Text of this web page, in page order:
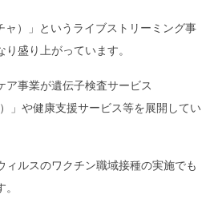
ャ）」というライブストリーミング事
盛り上がっています。
ア事業が遺伝子検査サービス
」や健康支援サービス等を展開してい
ィルスのワクチン職域接種の実施でも